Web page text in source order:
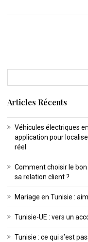
Articles Récents
Véhicules électriques
application pour
réel
Comment choisir le
sa relation client ?
Mariage en Tunisie :
Tunisie-UE : vers un
Tunisie : ce qui s’est